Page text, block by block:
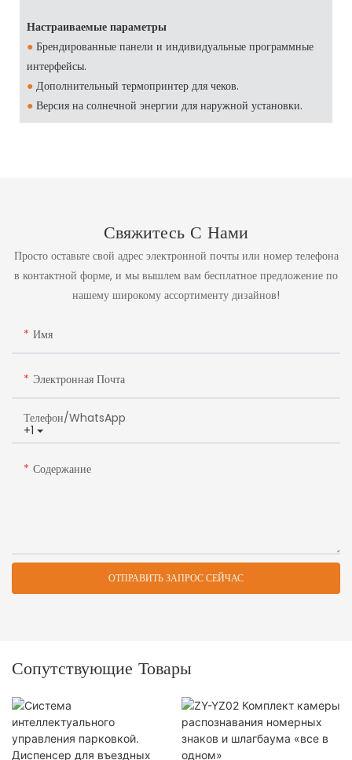
Настраиваемые параметры
● Брендированные панели и индивидуальные программные
интерфейсы.
● Дополнительный термопринтер для чеков.
● Версия на солнечной энергии для наружной установки.
Свяжитесь С Нами
Просто оставьте свой адрес электронной почты или номер телефона
в контактной форме, и мы вышлем вам бесплатное предложение по
нашему широкому ассортименту дизайнов!
Имя
Электронная Почта
+1
Телефон/WhatsApp
Содержание
ОТПРАВИТЬ ЗАПРОС СЕЙЧАС
Сопутствующие Товары